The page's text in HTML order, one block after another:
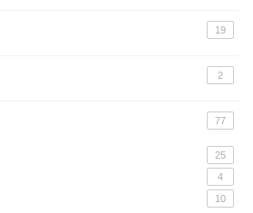
19
2
77
25
4
10